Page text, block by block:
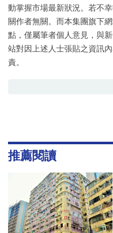
動掌握市場最新狀況。若不
關作者無關。而本集團旗下
點，僅屬筆者個人意見，與
站對因上述人士張貼之資訊
責。
推薦閱讀